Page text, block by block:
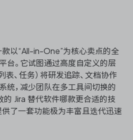
款以“All-in-One”为核心卖点的全
台。它试图通过高度自定义的层
表、任务）将研发追踪、文档协作
统，减少团队在多工具间切换的
的 Jira 替代软件哪款更合适的技
供了一套功能极为丰富且迭代迅速